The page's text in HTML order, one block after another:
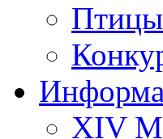
Птицы
XIV